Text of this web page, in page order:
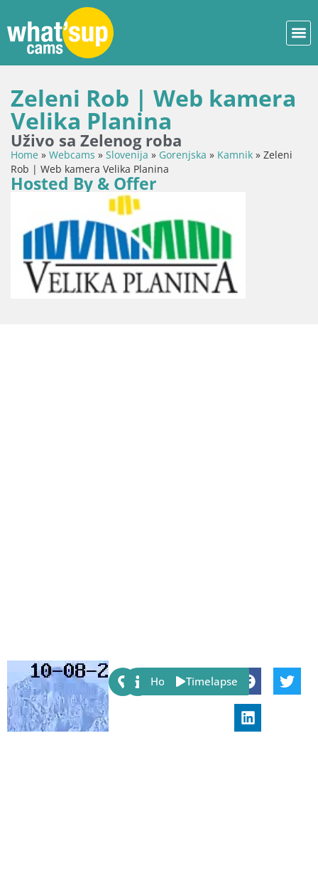
Zeleni Rob | Web kamera
Velika Planina
Uživo sa Zelenog roba
Home » Webcams » Slovenija » Gorenjska » Kamnik » Zeleni
Rob | Web kamera Velika Planina
Hosted By & Offer
Share:
Host Timelapse